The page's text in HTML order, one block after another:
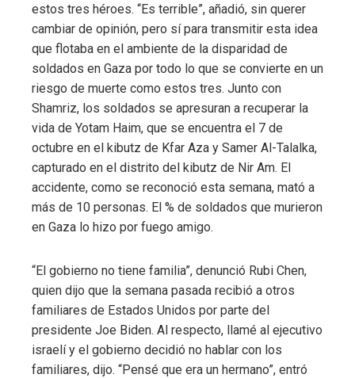
estos tres héroes. “Es terrible”, añadió, sin querer
cambiar de opinión, pero sí para transmitir esta idea
que flotaba en el ambiente de la disparidad de
soldados en Gaza por todo lo que se convierte en un
riesgo de muerte como estos tres. Junto con
Shamriz, los soldados se apresuran a recuperar la
vida de Yotam Haim, que se encuentra el 7 de
octubre en el kibutz de Kfar Aza y Samer Al-Talalka,
capturado en el distrito del kibutz de Nir Am. El
accidente, como se reconoció esta semana, mató a
más de 10 personas. El % de soldados que murieron
en Gaza lo hizo por fuego amigo.
“El gobierno no tiene familia”, denunció Rubi Chen,
quien dijo que la semana pasada recibió a otros
familiares de Estados Unidos por parte del
presidente Joe Biden. Al respecto, llamé al ejecutivo
israelí y el gobierno decidió no hablar con los
familiares, dijo. “Pensé que era un hermano”, entró